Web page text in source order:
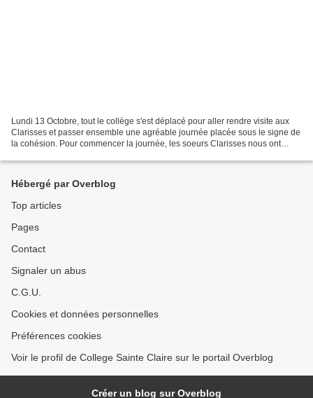
Lundi 13 Octobre, tout le collège s'est déplacé pour aller rendre visite aux
Clarisses et passer ensemble une agréable journée placée sous le signe de
la cohésion. Pour commencer la journée, les soeurs Clarisses nous ont
Hébergé par Overblog
Top articles
Pages
Contact
Signaler un abus
C.G.U.
Cookies et données personnelles
Préférences cookies
Voir le profil de College Sainte Claire sur le portail Overblog
Créer un blog sur Overblog